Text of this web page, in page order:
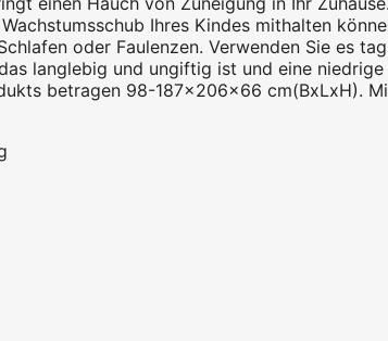
Ihres Kindes mithalten
oder Faulenzen. Verwenden Sie es
langlebig und ungiftig ist und eine niedrige
betragen 98-187x206x66 cm(BxLxH).